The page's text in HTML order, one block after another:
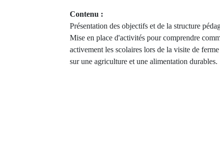
Contenu :
Présentation des objectifs et de la structure
Mise en place d'activités pour comprendre
activement les scolaires lors de la visite de
sur une agriculture et une alimentation durables.